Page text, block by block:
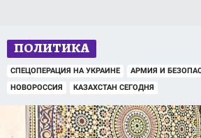
ПОЛИТИКА
СПЕЦОПЕРАЦИЯ НА УКРАИНЕ
АРМИЯ И
НОВОРОССИЯ
КАЗАХСТАН СЕГОДНЯ